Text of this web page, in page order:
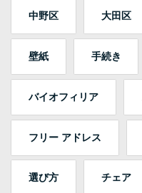
中野区 大田区
壁紙 手続き
バイオフィリア
フリー アドレス
選び方 チェア